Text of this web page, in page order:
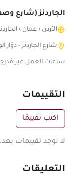
الجاردنز (شارع
الأردن › عمان ›
شارع الجاردنز - دوّار
ساعات العمل غير
التقييمات
اكتب تقييمًا
لا توجد تقييمات
التعليقات